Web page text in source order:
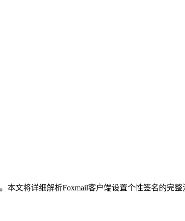
文将详细解析Foxmail客户端设置个性签名的完整